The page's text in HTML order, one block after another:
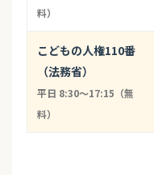
料）
こどもの人権110番
（法務省）
平日 8:30〜17:15（無
料）